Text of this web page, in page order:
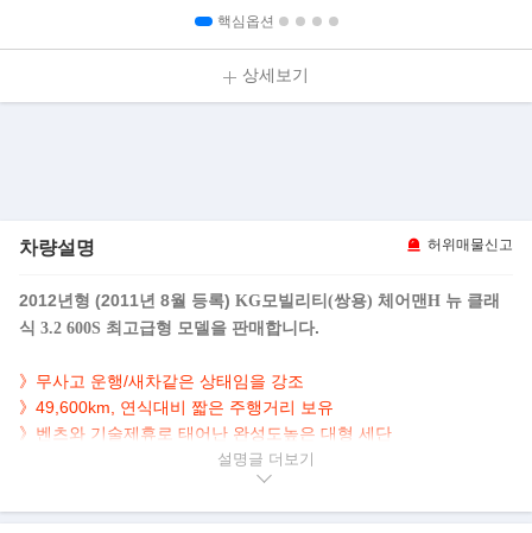
핵심옵션
상세보기
차량설명 허위매물신고
2012년형 (2011년 8월 등록) KG모빌리티(쌍용) 체어맨H 뉴 클래
식 3.2 600S 최고급형 모델을 판매합니다.
》무사고 운행/새차같은 상태임을 강조
》49,600km, 연식대비 짧은 주행거리 보유
》벤츠와 기술제휴로 태어난 완성도높은 대형 세단
설명글